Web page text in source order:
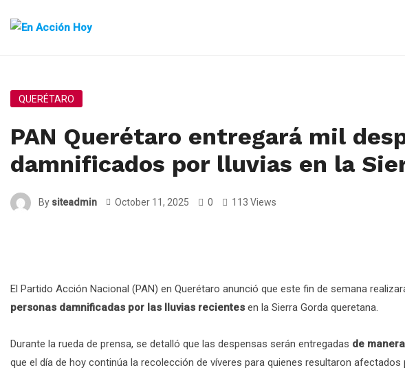
QUERÉTARO
PAN Querétaro entregará mil
damnificados por lluvias en la
By siteadmin October 11, 2025 0 113 Views
El Partido Acción Nacional (PAN) en Querétaro anunció que este fin de semana
personas damnificadas por las lluvias recientes en la Sierra Gorda queretana.
Durante la rueda de prensa, se detalló que las despensas serán entregadas de
que el día de hoy continúa la recolección de víveres para quienes resultaron afectados